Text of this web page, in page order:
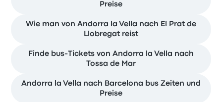
Preise
Wie man von Andorra la Vella nach El Prat de
Llobregat reist
Finde bus-Tickets von Andorra la Vella nach
Tossa de Mar
Andorra la Vella nach Barcelona bus Zeiten und
Preise